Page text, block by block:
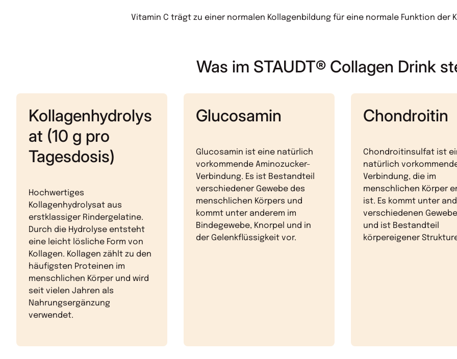
Vitamin C trägt zu einer normalen Kollagenbildung für eine normale Funktion der
Was im STAUDT® Collagen Drink
Kollagenhydrolys
at (10 g pro
Tagesdosis)
Hochwertiges
Kollagenhydrolysat aus
erstklassiger Rindergelatine.
Durch die Hydrolyse entsteht
eine leicht lösliche Form von
Kollagen. Kollagen zählt zu den
häufigsten Proteinen im
menschlichen Körper und wird
seit vielen Jahren als
Nahrungsergänzung
verwendet.
Glucosamin
Glucosamin ist eine natürlich
vorkommende Aminozucker-
Verbindung. Es ist Bestandteil
verschiedener Gewebe des
menschlichen Körpers und
kommt unter anderem im
Bindegewebe, Knorpel und in
der Gelenkflüssigkeit vor.
Chondroitin
Chondroitinsulfat ist
natürlich
Verbindung, die im
menschlichen Körper
ist. Es kommt unter
verschiedenen
und ist Bestandteil
körpereigener